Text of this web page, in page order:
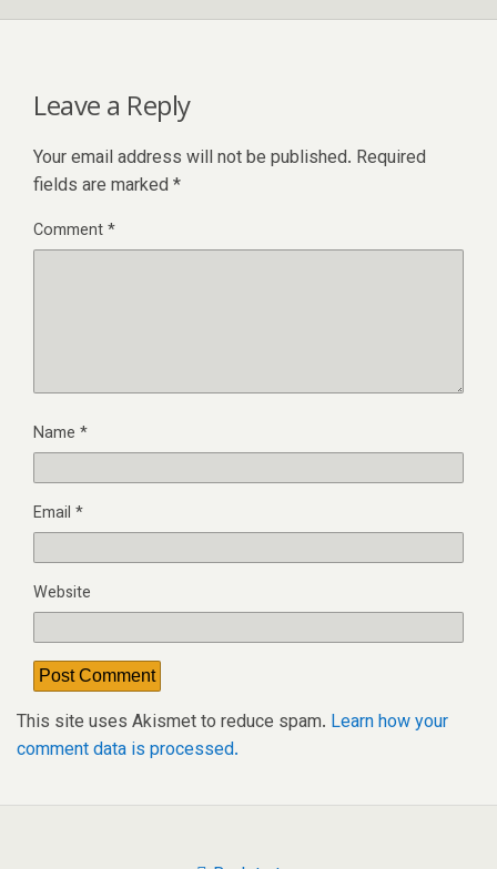
Leave a Reply
Your email address will not be published. Required
fields are marked *
Comment*
Name *
Email *
Website
This site uses Akismet to reduce spam. Learn how your
comment data is processed.